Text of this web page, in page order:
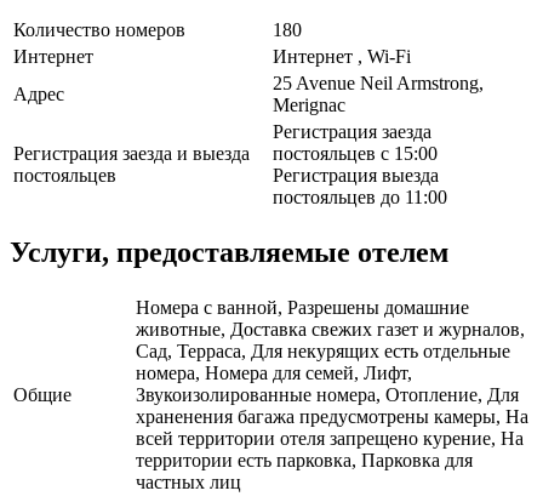
Количество номеров
180
Интернет
Интернет , Wi-Fi
Адрес
25 Avenue Neil Armstrong,
Merignac
Регистрация заезда и выезда
постояльцев
Регистрация заезда
постояльцев с 15:00
Регистрация выезда
постояльцев до 11:00
Услуги, предоставляемые отелем
Общие
Номера с ванной, Разрешены домашние
животные, Доставка свежих газет и журналов,
Сад, Терраса, Для некурящих есть отдельные
номера, Номера для семей, Лифт,
Звукоизолированные номера, Отопление, Для
храненения багажа предусмотрены камеры, На
всей территории отеля запрещено курение, На
территории есть парковка, Парковка для
частных лиц